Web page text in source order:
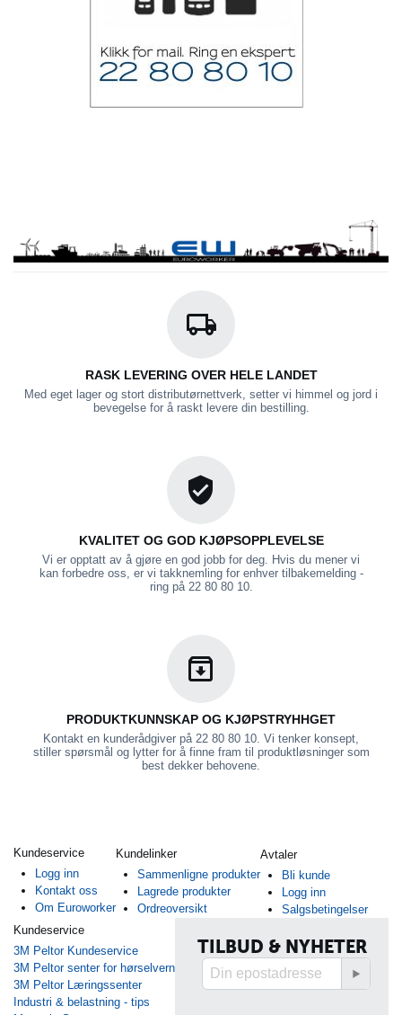
RASK LEVERING OVER HELE LANDET
Med eget lager og stort distributørnettverk, setter vi himmel og jord i
bevegelse for å raskt levere din bestilling.
KVALITET OG GOD KJØPSOPPLEVELSE
Vi er opptatt av å gjøre en god jobb for deg. Hvis du mener vi
kan forbedre oss, er vi takknemling for enhver tilbakemelding -
ring på 22 80 80 10.
PRODUKTKUNNSKAP OG KJØPSTRYHHGET
Kontakt en kunderådgiver på 22 80 80 10. Vi tenker konsept,
stiller spørsmål og lytter for å finne fram til produktløsninger som
best dekker behovene.
Kundeservice
Logg inn
Kontakt oss
Om Euroworker
Kundelinker
Sammenligne produkter
Lagrede produkter
Ordreoversikt
Avtaler
Bli kunde
Logg inn
Salgsbetingelser
Kundeservice
3M Peltor Kundeservice
3M Peltor senter for hørselvern
3M Peltor Læringssenter
Industri & belastning - tips
TILBUD & NYHETER